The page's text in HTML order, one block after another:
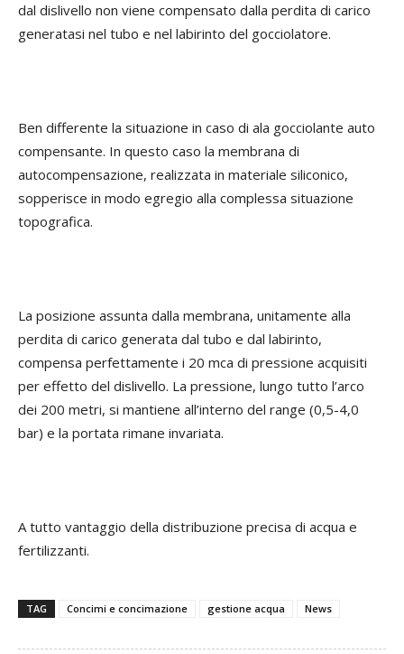
dal dislivello non viene compensato dalla perdita di carico
generatasi nel tubo e nel labirinto del gocciolatore.
Ben differente la situazione in caso di ala gocciolante auto
compensante. In questo caso la membrana di
autocompensazione, realizzata in materiale siliconico,
sopperisce in modo egregio alla complessa situazione
topografica.
La posizione assunta dalla membrana, unitamente alla
perdita di carico generata dal tubo e dal labirinto,
compensa perfettamente i 20 mca di pressione acquisiti
per effetto del dislivello. La pressione, lungo tutto l’arco
dei 200 metri, si mantiene all’interno del range (0,5-4,0
bar) e la portata rimane invariata.
A tutto vantaggio della distribuzione precisa di acqua e
fertilizzanti.
TAG Concimi e concimazione gestione acqua News